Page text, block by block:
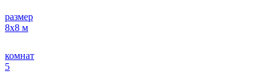
размер
8х8 м
комнат
5